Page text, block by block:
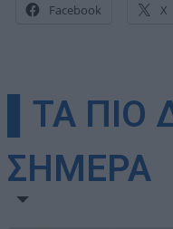
Facebook X
▌ΤΑ
ΣΗΜΕΡΑ